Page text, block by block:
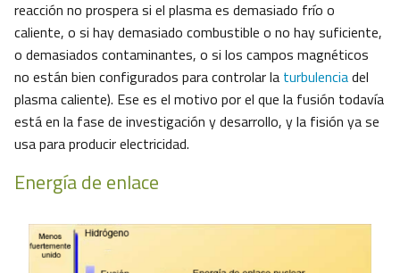
reacción no prospera si el plasma es demasiado frío o
caliente, o si hay demasiado combustible o no hay suficiente,
o demasiados contaminantes, o si los campos magnéticos
no están bien configurados para controlar la turbulenciadel
plasma caliente). Ese es el motivo por el que la fusión todavía
está en la fase de investigación y desarrollo, y la fisión ya se
usa para producir electricidad.
Energía de enlace